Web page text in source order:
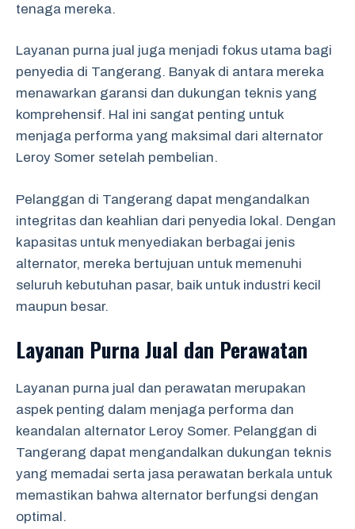
tenaga mereka.
Layanan purna jual juga menjadi fokus utama bagi
penyedia di Tangerang. Banyak di antara mereka
menawarkan garansi dan dukungan teknis yang
komprehensif. Hal ini sangat penting untuk
menjaga performa yang maksimal dari alternator
Leroy Somer setelah pembelian.
Pelanggan di Tangerang dapat mengandalkan
integritas dan keahlian dari penyedia lokal. Dengan
kapasitas untuk menyediakan berbagai jenis
alternator, mereka bertujuan untuk memenuhi
seluruh kebutuhan pasar, baik untuk industri kecil
maupun besar.
Layanan Purna Jual dan Perawatan
Layanan purna jual dan perawatan merupakan
aspek penting dalam menjaga performa dan
keandalan alternator Leroy Somer. Pelanggan di
Tangerang dapat mengandalkan dukungan teknis
yang memadai serta jasa perawatan berkala untuk
memastikan bahwa alternator berfungsi dengan
optimal.